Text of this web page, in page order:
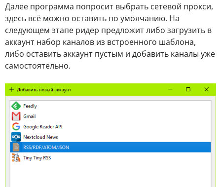
Далее программа попросит выбрать сетевой прокси,
здесь всё можно оставить по умолчанию. На
следующем этапе ридер предложит либо загрузить в
аккаунт набор каналов из встроенного шаблона,
либо оставить аккаунт пустым и добавить каналы уже
самостоятельно.